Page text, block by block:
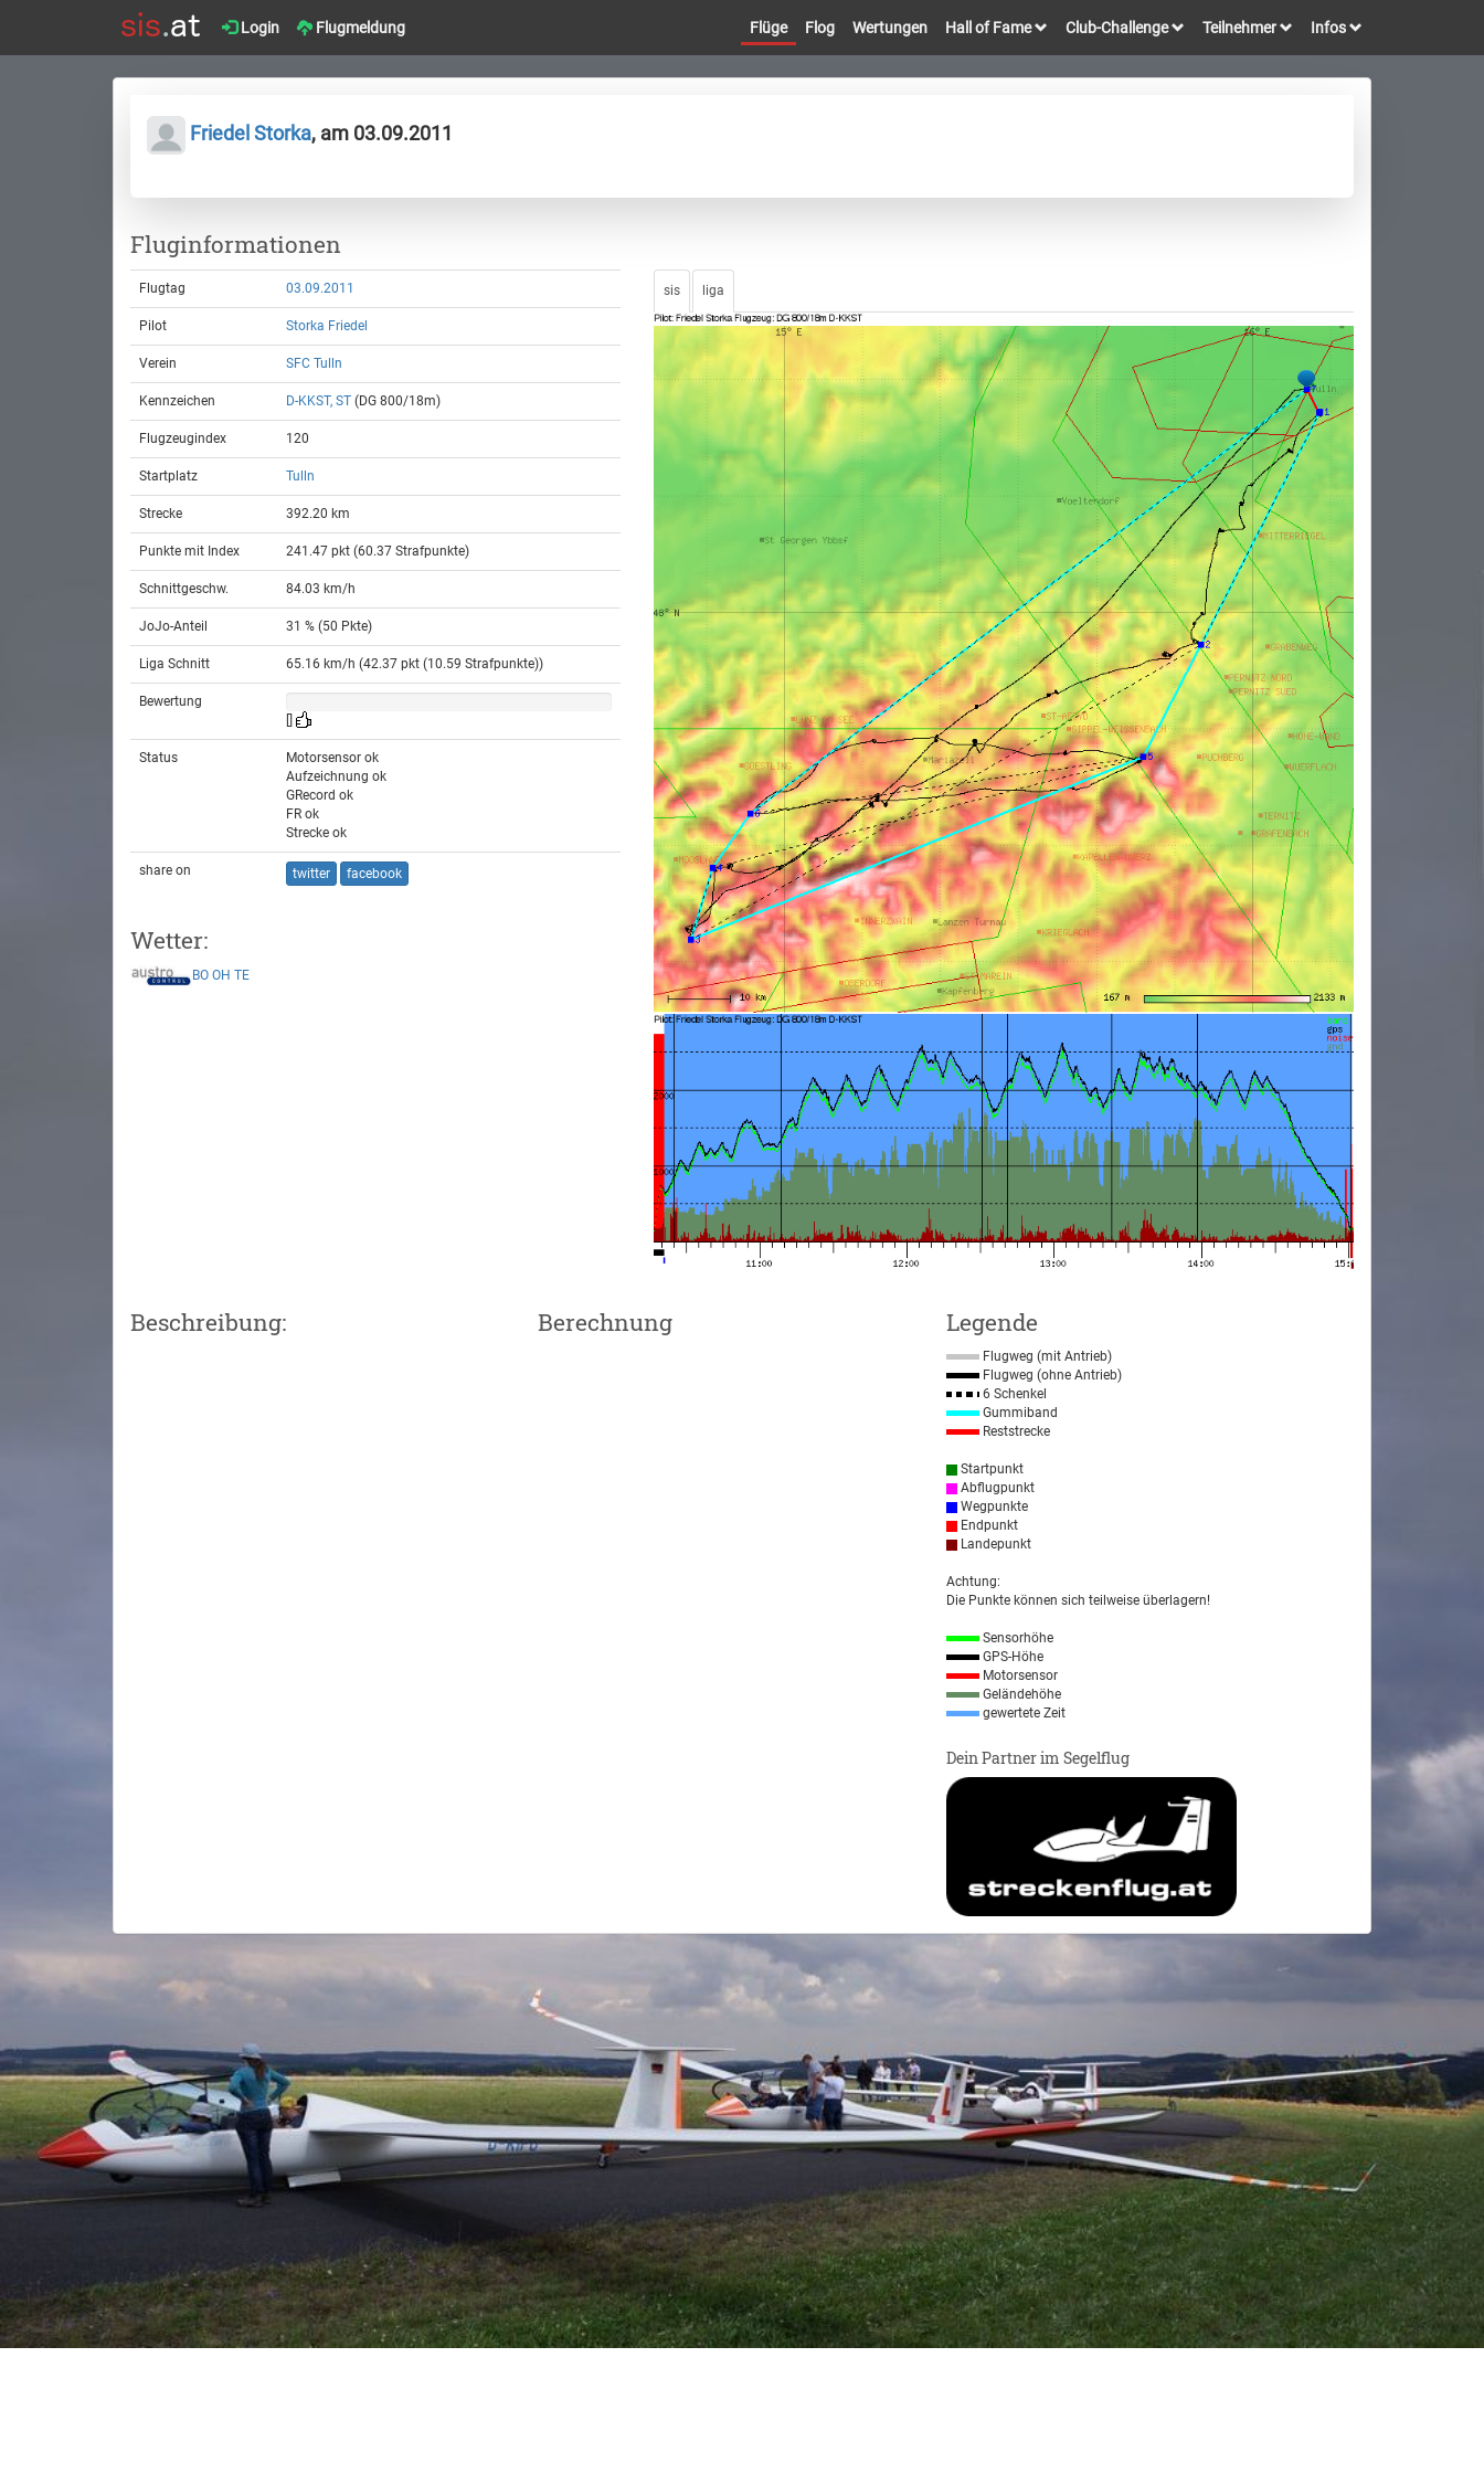
Login Flugmeldung Flüge Flog Wertungen Hall of Fame Club-Challenge Teilnehmer Infos
Friedel Storka, am 03.09.2011
Fluginformationen
Flugtag 03.09.2011
Pilot Storka Friedel
Verein SFC Tulln
Kennzeichen D-KKST, ST (DG 800/18m)
Flugzeugindex 120
Startplatz Tulln
Strecke 392.20 km
Punkte mit Index 241.47 pkt (60.37 Strafpunkte)
Schnittgeschw. 84.03 km/h
JoJo-Anteil 31 % (50 Pkte)
Liga Schnitt 65.16 km/h (42.37 pkt (10.59 Strafpunkte))
Bewertung
[]
Status
Motorsensor ok
Aufzeichnung ok
GRecord ok
FR ok
Strecke ok
share on twitter facebook
Wetter:
BO OH TE
sis liga
Beschreibung: Berechnung Legende
Flugweg (mit Antrieb)
Flugweg (ohne Antrieb)
6 Schenkel
Gummiband
Reststrecke
Startpunkt
Abflugpunkt
Wegpunkte
Endpunkt
Landepunkt
Achtung:
Die Punkte können sich teilweise überlagern!
Sensorhöhe
GPS-Höhe
Motorsensor
Geländehöhe
gewertete Zeit
Dein Partner im Segelflug